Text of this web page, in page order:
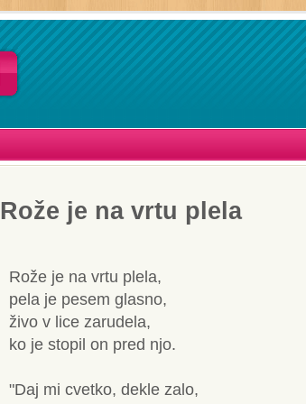
Rože je na vrtu plela
Rože je na vrtu plela,
pela je pesem glasno,
živo v lice zarudela,
ko je stopil on pred njo.
"Daj mi cvetko, dekle zalo,